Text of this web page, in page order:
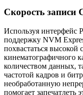
Скорость записи
Используя интерфейс
поддержку NVM
похвастаться высокой
кинематографичного
количеством данных,
частотой кадров и
необработанную
помогает